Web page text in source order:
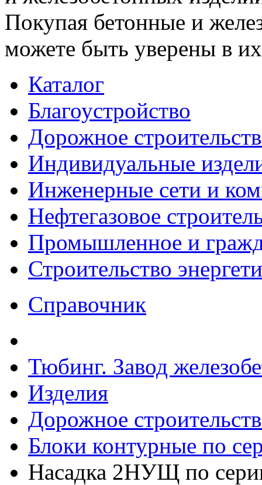
Покупая бетонные и
можете быть уверены в их
Каталог
Благоустройство
Дорожное
Индивидуальные
Инженерные сети и
Нефтегазовое
Промышленное и
Строительство
Справочник
Тюбинг. Завод
Изделия
Дорожное
Блоки контурные по
Насадка 2НУЩ по